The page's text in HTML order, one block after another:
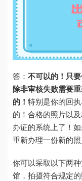
答： 不可以的！只
除非审核失败需要
的！ 特别是你的回
的！合格的照片以
办证的系统上了！
重新办理一份新的照
你可以采取以下两
馆，拍摄符合规定